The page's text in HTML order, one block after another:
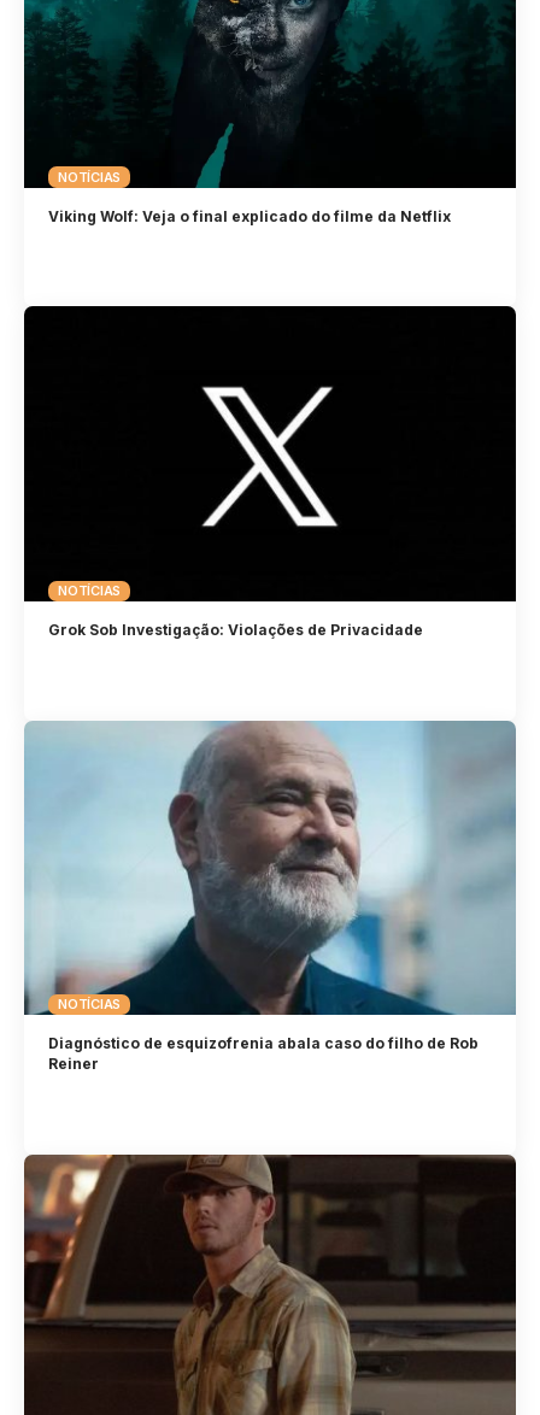
NOTÍCIAS
Viking Wolf: Veja o final explicado do filme da Netflix
NOTÍCIAS
Grok Sob Investigação: Violações de Privacidade
NOTÍCIAS
Diagnóstico de esquizofrenia abala caso do filho de Rob
Reiner